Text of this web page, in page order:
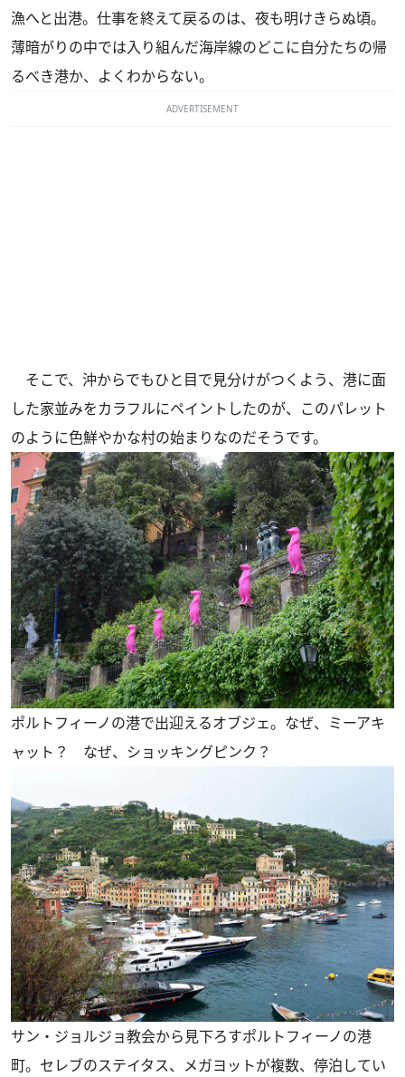
漁へと出港。仕事を終えて戻るのは、夜も明けきらぬ頃。
薄暗がりの中では入り組んだ海岸線のどこに自分たちの帰
るべき港か、よくわからない。
ADVERTISEMENT
そこで、沖からでもひと目で見分けがつくよう、港に面
した家並みをカラフルにペイントしたのが、このパレット
のように色鮮やかな村の始まりなのだそうです。
ポルトフィーノの港で出迎えるオブジェ。なぜ、ミーアキ
ャット？ なぜ、ショッキングピンク？
サン・ジョルジョ教会から見下ろすポルトフィーノの港
町。セレブのステイタス、メガヨットが複数、停泊してい